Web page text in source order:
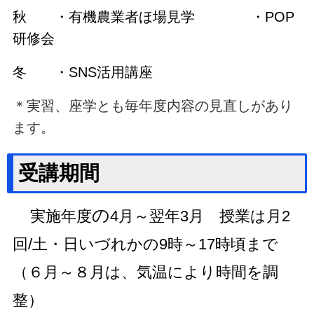
秋 ・有機農業者ほ場見学 ・POP
研修会
冬 ・SNS活用講座
＊実習、座学とも毎年度内容の見直しがあり
ます。
受講期間
実施年度の4月～翌年3月 授業は月2
回/土・日いづれかの9時～17時頃まで
（６月～８月は、気温により時間を調
整）